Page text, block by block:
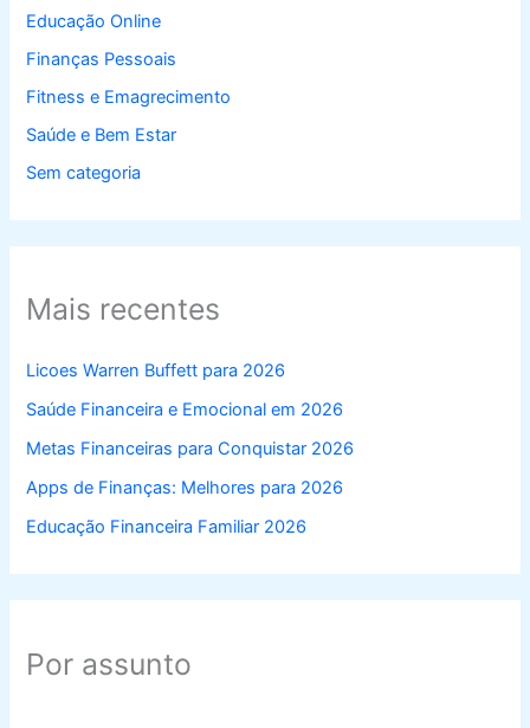
Educação Online
Finanças Pessoais
Fitness e Emagrecimento
Saúde e Bem Estar
Sem categoria
Mais recentes
Licoes Warren Buffett para 2026
Saúde Financeira e Emocional em 2026
Metas Financeiras para Conquistar 2026
Apps de Finanças: Melhores para 2026
Educação Financeira Familiar 2026
Por assunto